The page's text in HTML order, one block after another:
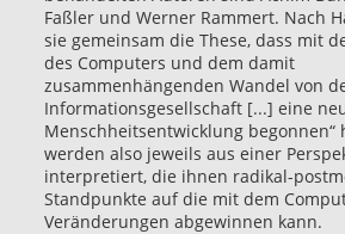
Faßler und Werner Rammert. Nach
sie gemeinsam die These, dass mit
des Computers und dem damit
zusammenhängenden Wandel von
Informationsgesellschaft [...] eine
Menschheitsentwicklung begonnen“
werden also jeweils aus einer
interpretiert, die ihnen radikal-
Standpunkte auf die mit dem
Veränderungen abgewinnen kann.